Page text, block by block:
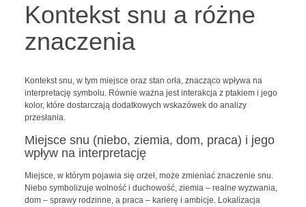
Kontekst snu a różne
znaczenia
Kontekst snu, w tym miejsce oraz stan orła, znacząco wpływa na
interpretację symbolu. Równie ważna jest interakcja z ptakiem i jego
kolor, które dostarczają dodatkowych wskazówek do analizy
przesłania.
Miejsce snu (niebo, ziemia, dom, praca) i jego
wpływ na interpretację
Miejsce, w którym pojawia się orzeł, może zmieniać znaczenie snu.
Niebo symbolizuje wolność i duchowość, ziemia – realne wyzwania,
dom – sprawy rodzinne, a praca – karierę i ambicje. Lokalizacja